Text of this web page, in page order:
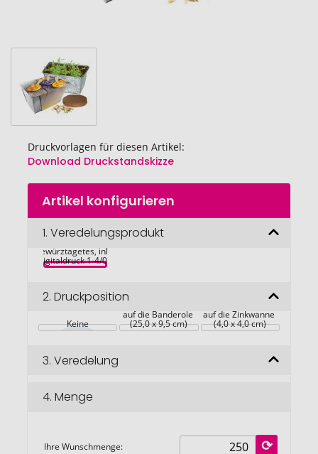
Druckvorlagen für diesen Artikel:
Download Druckstandskizze
Zum
Anfang
Bildgalerie
Artikel konfigurieren
1. Veredelungsprodukt
Kornblume,
Gewürztagetes, inkl.
Digitaldruck 1-4/0 c
2. Druckposition
Keine
auf die Banderole
(25,0 x 9,5 cm)
auf die Zinkwanne
(4,0 x 4,0 cm)
3. Veredelung
4. Menge
Ihre Wunschmenge: